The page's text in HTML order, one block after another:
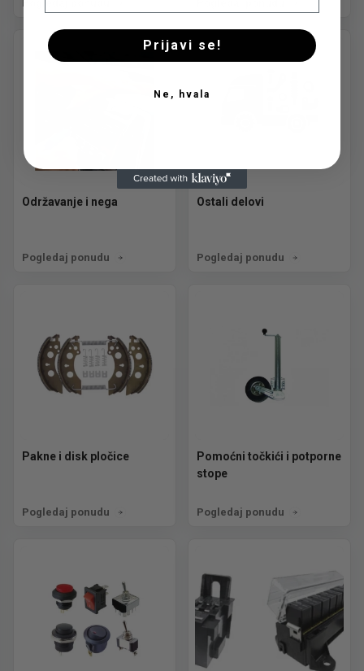
Održavanje i nega
Pogledaj ponudu
Ostali delovi
Pogledaj ponudu
Pakne i disk pločice
Pogledaj ponudu
Pomoćni točkići i potporne
stope
Pogledaj ponudu
Prijavi se!
Ne, hvala